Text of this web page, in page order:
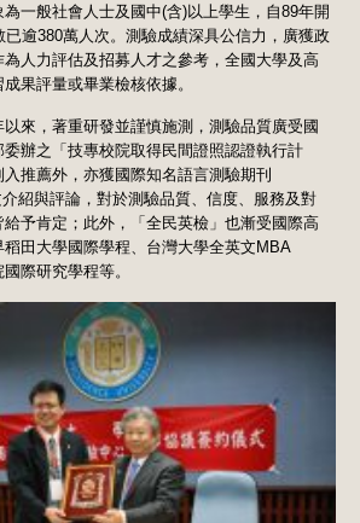
為一般社會人士及國中(含)以上學生，自89年開
逾380萬人次。測驗成績深具公信力，廣獲政
人力評估及招募人才之參考，全國大學及高
果評量或畢業檢核依據。
以來，著重研發並謹慎施測，測驗品質廣受國
辦之「技專校院取得民間證照認證執行計
推薦外，亦獲國際知名語言測驗期刊
紹與評論，對於測驗品質、信度、服務及對
給予肯定；此外，「全民英檢」也漸受國際高
田大學國際學程、台灣大學全英文MBA
際研究學程等。